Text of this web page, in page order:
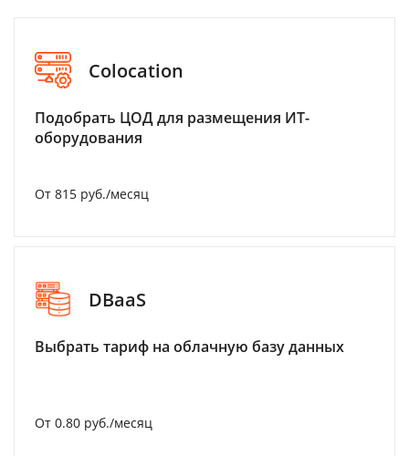
Colocation
Подобрать ЦОД для размещения ИТ-
оборудования
От 815 руб./месяц
DBaaS
Выбрать тариф на облачную базу данных
От 0.80 руб./месяц